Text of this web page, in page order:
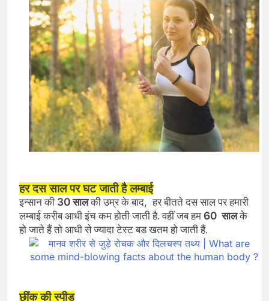
हर दस साल पर घट जाती है लम्बाई
इन्सान की 30सालकी उम्र के बाद, हर बीतते दस साल पर हमारी
लम्बाई करीब आधी इंच कम होती जाती है. वहीं जब हम 60 सालके
हो जाते हैं तो आधी से ज्यादा टेस्ट बड खतम हो जाती हैं.
छींक की स्पीड